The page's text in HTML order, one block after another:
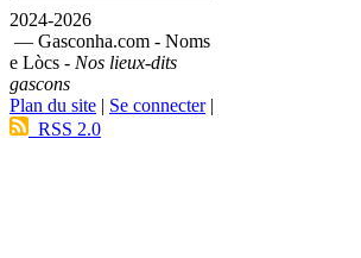
2024-2026
— Gasconha.com - Noms
e Lòcs - Nos lieux-dits
gascons
Plan du site | Se connecter|
RSS 2.0